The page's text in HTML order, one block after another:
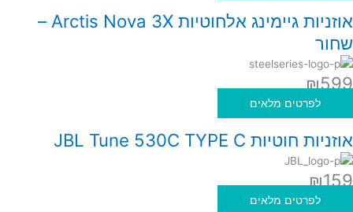
אוזניות גיימינג אלחוטיות Arctis Nova 3X –
שחור
₪599
לפרטים מלאים
אוזניות חוטיות JBL Tune 530C TYPE C
₪159
לפרטים מלאים